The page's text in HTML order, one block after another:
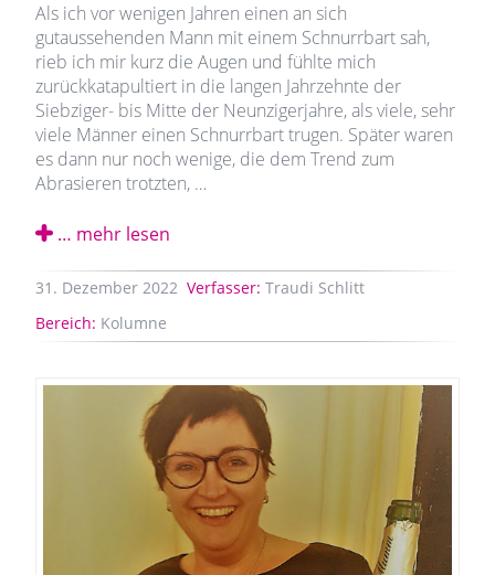
Als ich vor wenigen Jahren einen an sich
gutaussehenden Mann mit einem Schnurrbart sah,
rieb ich mir kurz die Augen und fühlte mich
zurückkatapultiert in die langen Jahrzehnte der
Siebziger- bis Mitte der Neunzigerjahre, als viele, sehr
viele Männer einen Schnurrbart trugen. Später waren
es dann nur noch wenige, die dem Trend zum
Abrasieren trotzten, …
… mehr lesen
31. Dezember 2022 Verfasser: Traudi Schlitt
Bereich: Kolumne